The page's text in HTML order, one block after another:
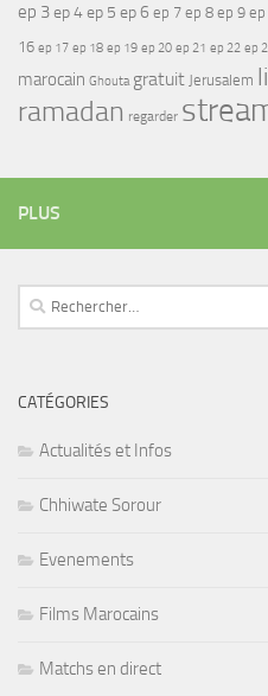
ep 3ep 4ep 5 ep 6 ep 7 ep 8 ep 9
16 ep 17 ep 18 ep 19 ep 20 ep 21 ep 22 ep
marocain Ghouta gratuit Jerusalem
ramadan regarder
PLUS
Rechercher :
CATÉGORIES
Actualités et Infos
Chhiwate Sorour
Evenements
Films Marocains
Matchs en direct